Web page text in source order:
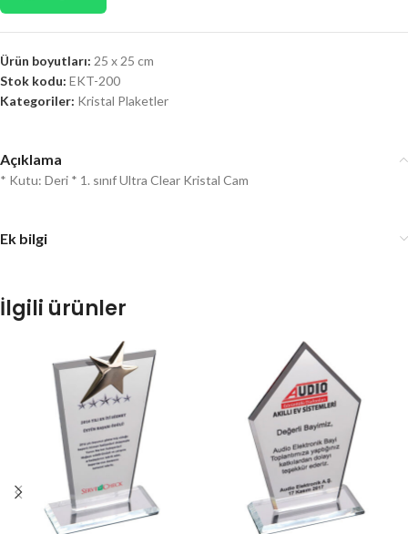
Ürün boyutları: 25 x 25 cm
Stok kodu: EKT-200
Kategoriler: Kristal Plaketler
Açıklama
* Kutu: Deri * 1. sınıf Ultra Clear Kristal Cam
Ek bilgi
İlgili ürünler